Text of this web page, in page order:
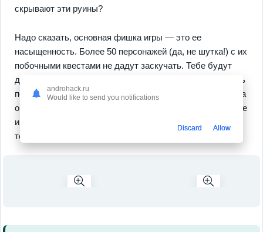
скрывают эти руины?
Надо сказать, основная фишка игры — это ее
насыщенность. Более 50 персонажей (да, не шутка!) с их
побочными квестами не дадут заскучать. Тебе будут
доступны невероятные повороты сюжета и возможность
повлиять на исход истории. Идайте, как без текста. Игра
обещает Seasons и напоминает: на пути каждое решение
имеет значение. Возвращайся в мир Послеобраз — мы
тебя ждем!
androhack.ru
Would like to send you notifications
Discard Allow